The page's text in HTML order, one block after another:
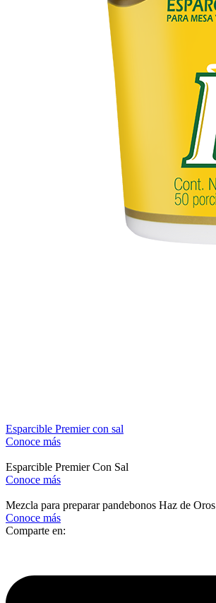
Esparcible Premier con sal
Conoce más
Esparcible Premier Con Sal
Conoce más
Mezcla para preparar pandebonos Haz de Oros
Conoce más
Comparte en: